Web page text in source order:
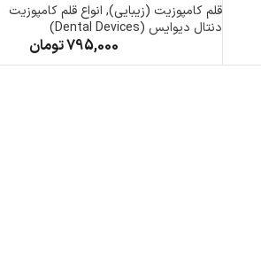
قلم کامپوزیت (زیبایی), انواع قلم کامپوزیت
دنتال دیوایس (Dental Devices)
795,000تومان